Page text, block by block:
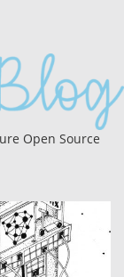
Open Source